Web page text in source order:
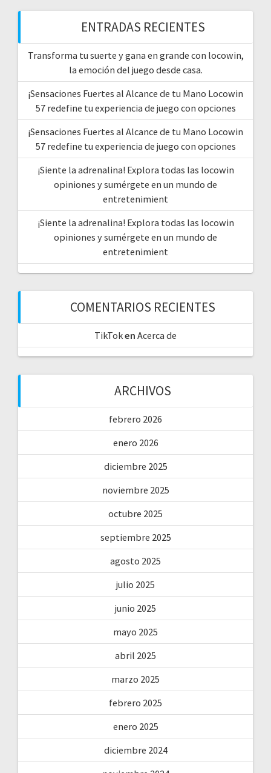
ENTRADAS RECIENTES
Transforma tu suerte y gana en grande con locowin,
la emoción del juego desde casa.
¡Sensaciones Fuertes al Alcance de tu Mano Locowin
57 redefine tu experiencia de juego con opciones
¡Sensaciones Fuertes al Alcance de tu Mano Locowin
57 redefine tu experiencia de juego con opciones
¡Siente la adrenalina! Explora todas las locowin
opiniones y sumérgete en un mundo de
entretenimient
¡Siente la adrenalina! Explora todas las locowin
opiniones y sumérgete en un mundo de
entretenimient
COMENTARIOS RECIENTES
TikToken Acerca de
ARCHIVOS
febrero 2026
enero 2026
diciembre 2025
noviembre 2025
octubre 2025
septiembre 2025
agosto 2025
julio 2025
junio 2025
mayo 2025
abril 2025
marzo 2025
febrero 2025
enero 2025
diciembre 2024